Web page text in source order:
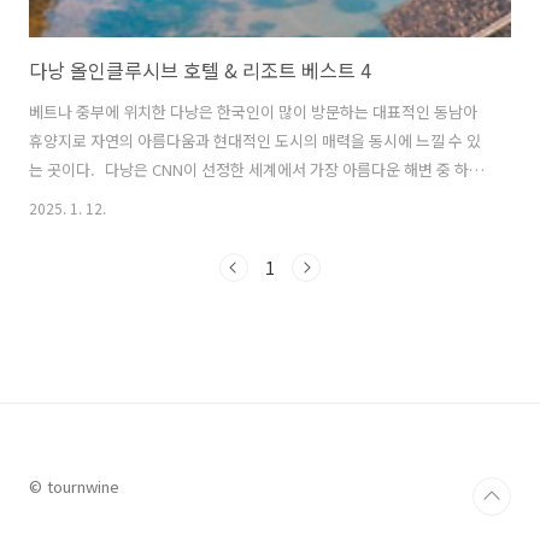
다낭 올인클루시브 호텔 & 리조트 베스트 4
베트나 중부에 위치한 다낭은 한국인이 많이 방문하는 대표적인 동남아
휴양지로 자연의 아름다움과 현대적인 도시의 매력을 동시에 느낄 수 있
는 곳이다. 다낭은 CNN이 선정한 세계에서 가장 아름다운 해변 중 하나
인 에메랄드빛 바다 미케 비치, 1487m의 높은 곳에 위치한 독특한 디자
행객이 방문하기 좋은 선짜 산, 그리고 다낭의 밤문화를 체험할 수 있는
2025. 1. 12.
1
© tournwine